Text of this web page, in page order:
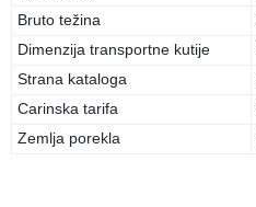
Bruto težina
Dimenzija transportne kutije
Strana kataloga
Carinska tarifa
Zemlja porekla